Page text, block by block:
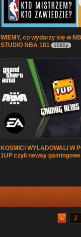
WIEMY, co wydarzy się w
STUDIO NBA 181
1080p
KOSMICI WYLĄDOWALI W
1UP czyli newsy gamingowe
2